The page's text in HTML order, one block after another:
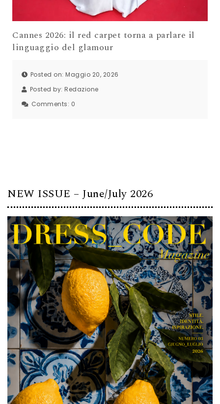
Cannes 2026: il red carpet torna a parlare il
linguaggio del glamour
Posted on: Maggio 20, 2026
Posted by: Redazione
Comments: 0
NEW ISSUE – June/July 2026